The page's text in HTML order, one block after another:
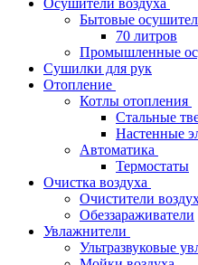
Бытовые
70 литров
Промышленные
Сушилки для рук
Отопление
Котлы отопления
Стальные
Настенные
Автоматика
Термостаты
Очистка воздуха
Очистители
Обеззараживатели
Увлажнители
Ультразвуковые